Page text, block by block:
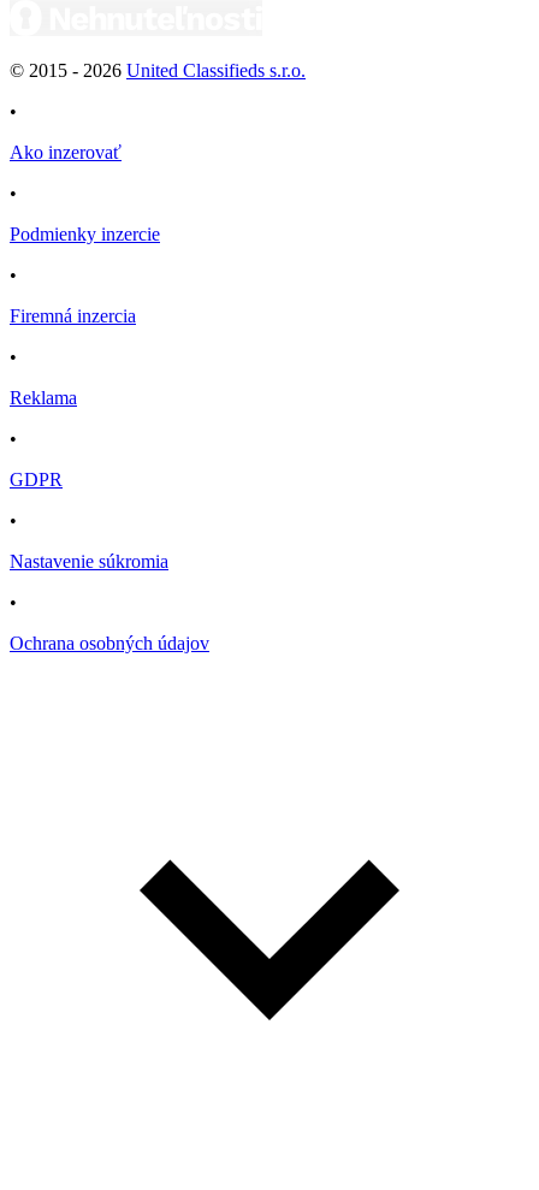
© 2015 - 2026 United Classifieds s.r.o.
•
Ako inzerovať
•
Podmienky inzercie
•
Firemná inzercia
•
Reklama
•
GDPR
•
Nastavenie súkromia
•
Ochrana osobných údajov